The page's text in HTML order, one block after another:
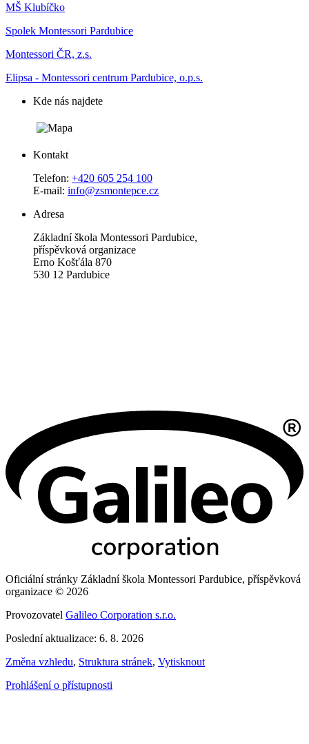
MŠ Klubíčko
Spolek Montessori Pardubice
Montessori ČR, z.s.
Elipsa - Montessori centrum Pardubice, o.p.s.
Kde nás najdete
Kontakt
Telefon: +420 605 254 100
E-mail: info@zsmontepce.cz
Adresa
Základní škola Montessori Pardubice,
příspěvková organizace
Erno Košťála 870
530 12 Pardubice
Oficiální stránky Základní škola Montessori Pardubice, příspěvková
organizace © 2026
Provozovatel Galileo Corporation s.r.o.
Poslední aktualizace: 6. 8. 2026
Změna vzhledu, Struktura stránek, Vytisknout
Prohlášení o přístupnosti